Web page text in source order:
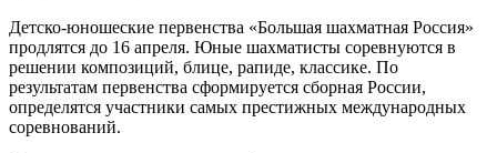
Детско-юношеские первенства «Большая шахматная Россия»
продлятся до 16 апреля. Юные шахматисты соревнуются в
решении композиций, блице, рапиде, классике. По
результатам первенства сформируется сборная России,
определятся участники самых престижных международных
соревнований.